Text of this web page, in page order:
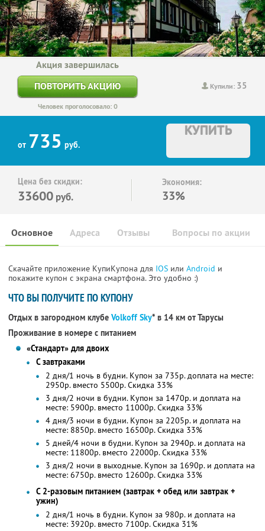
Купили: 35
Акция завершилась
ПОВТОРИТЬ АКЦИЮ
Человек проголосовало: 0
от 735 руб.
КУПИТЬ
Цена без скидки:
33600 руб.
Экономия:
33%
Основное Отзывы Вопросы по акции
Адреса
Скачайте приложение КупиКупона для IOS или Android и
покажите купон с экрана смартфона. Это удобно :)
ЧТО ВЫ ПОЛУЧИТЕ ПО КУПОНУ
Отдых в загородном клубе Volkoff Sky* в 14 км от Тарусы
Проживание в номере с питанием
«Стандарт» для двоих
С завтраками
2 дня/1 ночь в будни. Купон за 735р. доплата на месте:
2950р. вместо 5500р. Скидка 33%
3 дня/2 ночи в будни. Купон за 1470р. и доплата на
месте: 5900р. вместо 11000р. Скидка 33%
4 дня/3 ночи в будни. Купон за 2205р. и доплата на
месте: 8850р. вместо 16500р. Скидка 33%
5 дней/4 ночи в будни. Купон за 2940р. и доплата на
месте: 11800р. вместо 22000р. Скидка 33%
3 дня/2 ночи в выходные. Купон за 1690р. и доплата на
месте: 6750р. вместо 12600р. Скидка 33%
С 2-разовым питанием (завтрак + обед или завтрак +
ужин)
2 дня/1 ночь в будни. Купон за 980р. и доплата на
месте: 3920р. вместо 7100р. Скидка 31%